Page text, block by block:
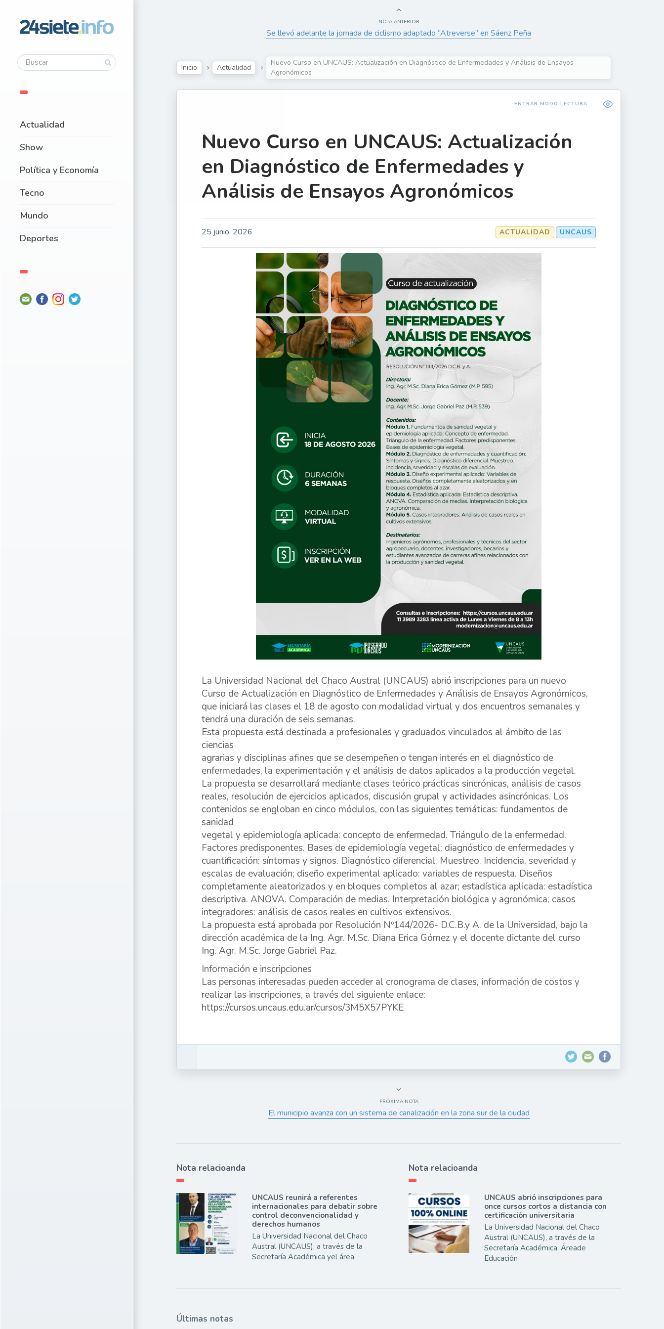
Actualidad
Show
Política y Economía
Tecno
Mundo
Deportes
NOTA ANTERIOR
Se llevó adelante la jornada de ciclismo adaptado “Atreverse” en Sáenz Peña
Inicio Actualidad
Nuevo Curso en UNCAUS: Actualización en Diagnóstico de Enfermedades y Análisis de Ensayos
Agronómicos
ENTRAR MODO LECTURA
Nuevo Curso en UNCAUS: Actualización
en Diagnóstico de Enfermedades y
Análisis de Ensayos Agronómicos
25 junio, 2026 UNCAUS
ACTUALIDAD
La Universidad Nacional del Chaco Austral (UNCAUS) abrió inscripciones para un nuevo
Curso de Actualización en Diagnóstico de Enfermedades y Análisis de Ensayos Agronómicos,
que iniciará las clases el 18 de agosto con modalidad virtual y dos encuentros semanales y
tendrá una duración de seis semanas.
Esta propuesta está destinada a profesionales y graduados vinculados al ámbito de las
ciencias
agrarias y disciplinas afines que se desempeñen o tengan interés en el diagnóstico de
enfermedades, la experimentación y el análisis de datos aplicados a la producción vegetal.
La propuesta se desarrollará mediante clases teórico prácticas sincrónicas, análisis de casos
reales, resolución de ejercicios aplicados, discusión grupal y actividades asincrónicas. Los
contenidos se engloban en cinco módulos, con las siguientes temáticas: fundamentos de
sanidad
vegetal y epidemiología aplicada: concepto de enfermedad. Triángulo de la enfermedad.
Factores predisponentes. Bases de epidemiología vegetal; diagnóstico de enfermedades y
cuantificación: síntomas y signos. Diagnóstico diferencial. Muestreo. Incidencia, severidad y
escalas de evaluación; diseño experimental aplicado: variables de respuesta. Diseños
completamente aleatorizados y en bloques completos al azar; estadística aplicada: estadística
descriptiva. ANOVA. Comparación de medias. Interpretación biológica y agronómica; casos
integradores: análisis de casos reales en cultivos extensivos.
La propuesta está aprobada por Resolución Nº144/2026- D.C.B.y A. de la Universidad, bajo la
dirección académica de la Ing. Agr. M.Sc. Diana Erica Gómez y el docente dictante del curso
Ing. Agr. M.Sc. Jorge Gabriel Paz.
Información e inscripciones
Las personas interesadas pueden acceder al cronograma de clases, información de costos y
realizar las inscripciones, a través del siguiente enlace:
https://cursos.uncaus.edu.ar/cursos/3M5X57PYKE
PRÓXIMA NOTA
El municipio avanza con un sistema de canalización en la zona sur de la ciudad
Nota relacioanda
UNCAUS reunirá a referentes
internacionales para debatir sobre
control deconvencionalidad y
derechos humanos
La Universidad Nacional del Chaco
Austral (UNCAUS), a través de la
Secretaría Académica yel área
Nota relacioanda
UNCAUS abrió inscripciones para
once cursos cortos a distancia con
certificación universitaria
La Universidad Nacional del Chaco
Austral (UNCAUS), a través de la
Secretaría Académica, Áreade
Educación
Últimas notas